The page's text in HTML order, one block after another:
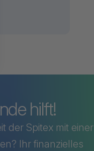
hilft!
der Spitex mit einer
Ihr finanzielles